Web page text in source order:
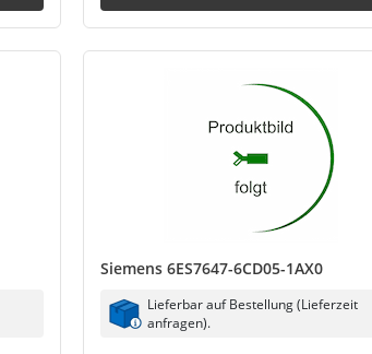
Siemens 6ES7647-6CD05-1AX0
Lieferbar auf Bestellung (Lieferzeit
anfragen).